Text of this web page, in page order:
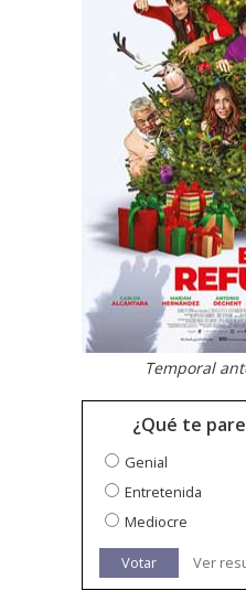
Temporal
¿Qué te
Genial
Entretenida
Mediocre
Votar Ver